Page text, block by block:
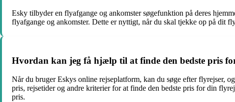
Esky tilbyder en flyafgange og ankomster søgefunktion på deres
flyafgange og ankomster. Dette er nyttigt, når du skal tjekke op på dit
Hvordan kan jeg få hjælp til at finde den bedste pris
Når du bruger Eskys online rejseplatform, kan du søge efter flyrejser,
pris, rejsetider og andre kriterier for at finde den bedste pris for din
pris.